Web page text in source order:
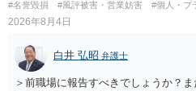
#名誉毀損 #風評被害・営業妨害 #個人・プ
2026年8月4日
白井 弘昭 弁護士
＞前職場に報告すべきでしょうか？